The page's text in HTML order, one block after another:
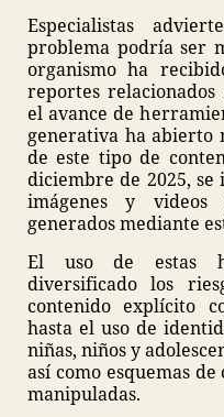
Especialistas
problema podría ser
organismo ha
reportes
el avance de
generativa ha abierto
de este tipo de
diciembre de 2025,
imágenes y
generados mediante
El uso de estas
diversificado los
contenido explícito
hasta el uso de
niñas, niños y
así como esquemas
manipuladas.